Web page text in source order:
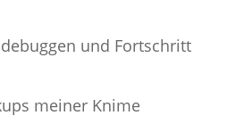
und Fortschritt
meiner Knime